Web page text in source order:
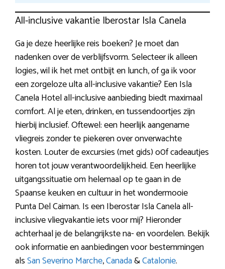
All-inclusive vakantie Iberostar Isla Canela
Ga je deze heerlijke reis boeken? Je moet dan
nadenken over de verblijfsvorm. Selecteer ik alleen
logies, wil ik het met ontbijt en lunch, of ga ik voor
een zorgeloze ulta all-inclusive vakantie? Een Isla
Canela Hotel all-inclusive aanbieding biedt maximaal
comfort. Al je eten, drinken, en tussendoortjes zijn
hierbij inclusief. Oftewel: een heerlijk aangename
vliegreis zonder te piekeren over onverwachte
kosten. Louter de excursies (met gids) o0f cadeautjes
horen tot jouw verantwoordelijkheid. Een heerlijke
uitgangssituatie om helemaal op te gaan in de
Spaanse keuken en cultuur in het wondermooie
Punta Del Caiman. Is een Iberostar Isla Canela all-
inclusive vliegvakantie iets voor mij? Hieronder
achterhaal je de belangrijkste na- en voordelen. Bekijk
ook informatie en aanbiedingen voor bestemmingen
alsSan Severino Marche,Canada&Catalonie.